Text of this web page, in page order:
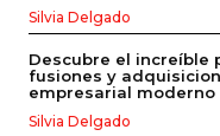
Silvia Delgado
Descubre el increíble
fusiones y
empresarial moderno
Silvia Delgado